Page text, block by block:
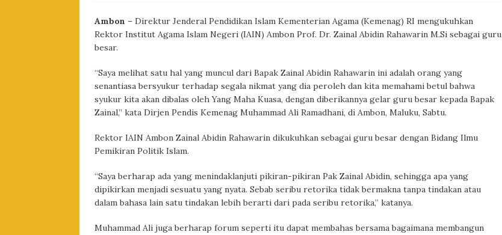
Ambon – Direktur Jenderal Pendidikan Islam Kementerian Agama (Kemenag) RI mengukuhkan
Rektor Institut Agama Islam Negeri (IAIN) Ambon Prof. Dr. Zainal Abidin Rahawarin M.Si sebagai guru
besar.
“Saya melihat satu hal yang muncul dari Bapak Zainal Abidin Rahawarin ini adalah orang yang
senantiasa bersyukur terhadap segala nikmat yang dia peroleh dan kita memahami betul bahwa
syukur kita akan dibalas oleh Yang Maha Kuasa, dengan diberikannya gelar guru besar kepada Bapak
Zainal,” kata Dirjen Pendis Kemenag Muhammad Ali Ramadhani, di Ambon, Maluku, Sabtu.
Rektor IAIN Ambon Zainal Abidin Rahawarin dikukuhkan sebagai guru besar dengan Bidang Ilmu
Pemikiran Politik Islam.
“Saya berharap ada yang menindaklanjuti pikiran-pikiran Pak Zainal Abidin, sehingga apa yang
dipikirkan menjadi sesuatu yang nyata. Sebab seribu retorika tidak bermakna tanpa tindakan atau
dalam bahasa lain satu tindakan lebih berarti dari pada seribu retorika,” katanya.
Muhammad Ali juga berharap forum seperti itu dapat membahas bersama bagaimana membangun